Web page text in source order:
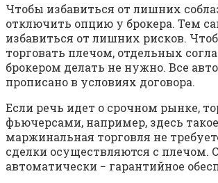
Чтобы избавиться от лишних
отключить опцию у брокера. Тем
избавиться от лишних рисков.
торговать плечом, отдельных
брокером делать не нужно. Все
прописано в условиях договора.
Если речь идет о срочном рынке,
фьючерсами, например, здесь
маржинальная торговля не
сделки осуществляются с плечом.
автоматически − гарантийное